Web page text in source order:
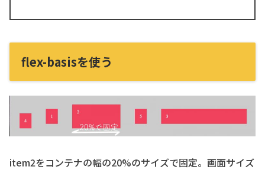
flex-basisを使う
item2をコンテナの幅の20%のサイズで固定。画面サイズ